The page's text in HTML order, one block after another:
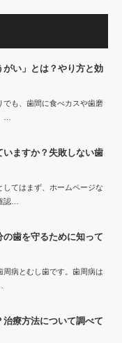
い」とは？やり方と効
でも、歯間に食べカスや歯磨
…
ますか？失敗しない歯
てはまず、ホームページな
認…
歯を守るために知って
病とむし歯です。歯周病は
療方法について調べて